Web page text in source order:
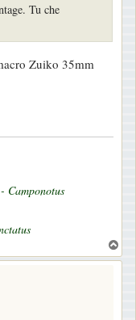
Tu che
Zuiko 35mm
Camponotus
o